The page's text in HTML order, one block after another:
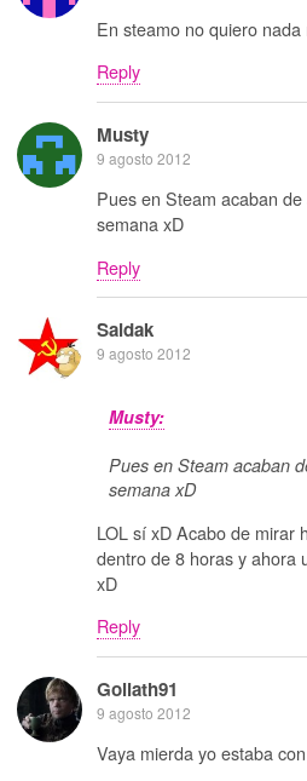
En steamo no quiero nada
Reply
Musty
9 agosto 2012
Pues en Steam acaban
semana xD
Reply
Saidak
9 agosto 2012
Musty:
Pues en Steam acaban
semana xD
LOL sí xD Acabo de mirar
dentro de 8 horas y ahora
xD
Reply
Goliath91
9 agosto 2012
Vaya mierda yo estaba